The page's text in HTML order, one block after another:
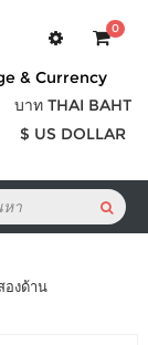
0
& Currency
บาท THAI BAHT
$ US DOLLAR
องด้าน